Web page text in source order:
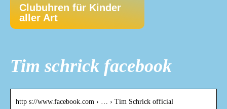
Clubuhren für Kinder
aller Art
Tim schrick facebook
http s://www.facebook.com › … › Tim Schrick official